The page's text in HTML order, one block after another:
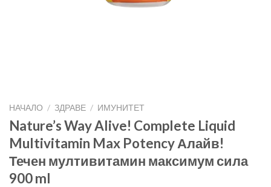
НАЧАЛО / ЗДРАВЕ / ИМУНИТЕТ
Nature’s Way Alive! Complete Liquid
Multivitamin Max Potency Алайв!
Течен мултивитамин максимум сила
900 ml